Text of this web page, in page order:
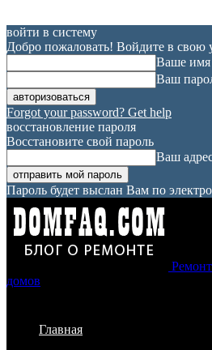
войти в систему
Добро пожаловать! Войдите в свою
Ваше имя
Ваш
Forgot your password? Get help
восстановление пароля
Восстановите свой пароль
Ваш
Пароль будет выслан Вам по
домов
Главная